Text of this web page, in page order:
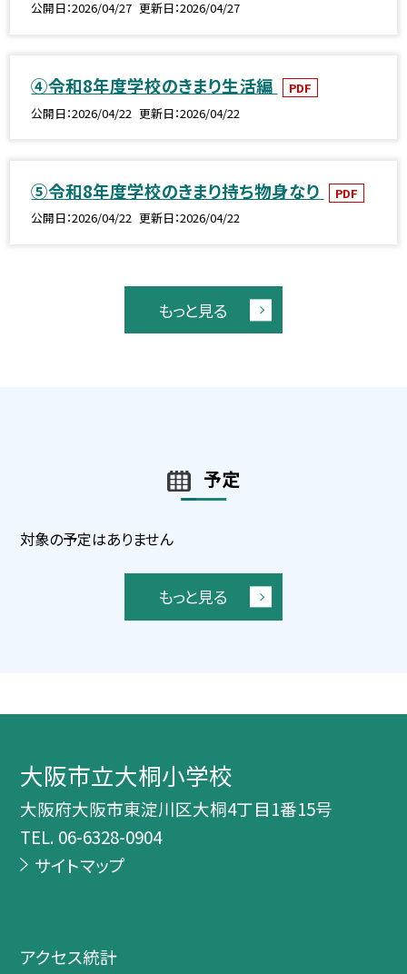
公開日 2026/04/27 更新日 2026/04/27
④令和8年度学校のきまり生活編
PDF
公開日 2026/04/22 更新日 2026/04/22
⑤令和8年度学校のきまり持ち物身なり
PDF
公開日 2026/04/22 更新日 2026/04/22
もっと見る
予定
対象の予定はありません
もっと見る
大阪市立大桐小学校
大阪府大阪市東淀川区大桐4丁目1番15号
TEL. 06-6328-0904
サイトマップ
アクセス統計